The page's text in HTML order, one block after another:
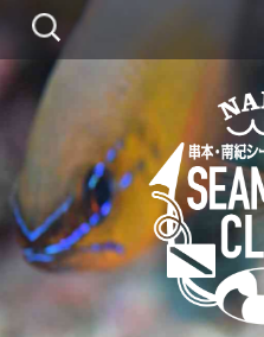
検
索:
コ
ン
ツ
に